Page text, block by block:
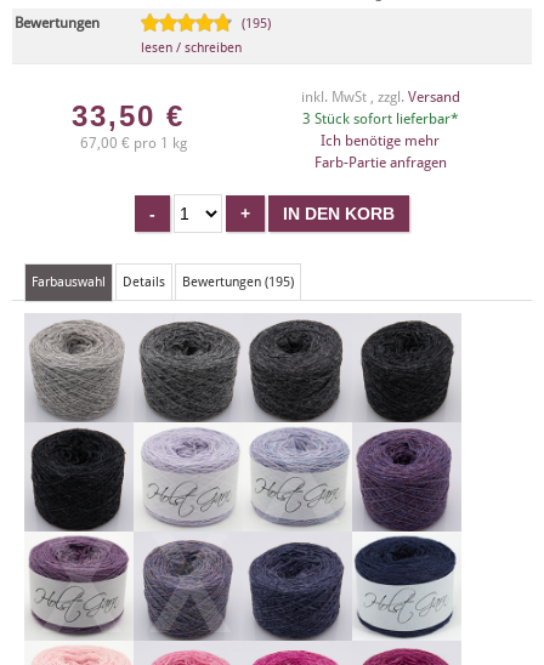
Bewertungen
(195)
lesen / schreiben
33,50 €
67,00 € pro 1 kg
inkl. MwSt , zzgl. Versand
3 Stück sofort lieferbar*
Ich benötige mehr
Farb-Partie anfragen
Farbauswahl Details Bewertungen (195)
X
X X